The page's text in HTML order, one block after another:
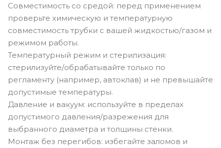
Совместимость со средой: перед применением
проверьте химическую и температурную
совместимость трубки с вашей жидкостью/газом и
режимом работы.
Температурный режим и стерилизация:
стерилизуйте/обрабатывайте только по
регламенту (например, автоклав) и не превышайте
допустимые температуры.
Давление и вакуум: используйте в пределах
допустимого давления/разрежения для
выбранного диаметра и толщины стенки.
Монтаж без перегибов: избегайте заломов и